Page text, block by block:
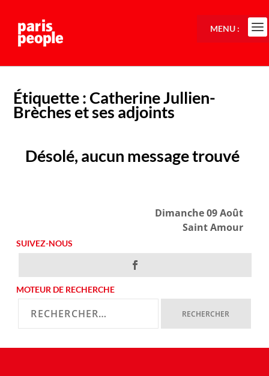
Étiquette :Catherine Jullien-
Brèches et ses adjoints
Désolé, aucun message trouvé
Dimanche 09 Août
Saint Amour
SUIVEZ-NOUS
MOTEUR DE RECHERCHE
MENU :